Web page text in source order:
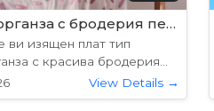
в следните
77х204см...
View Details →